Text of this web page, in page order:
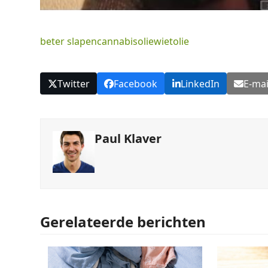
beter slapencannabisoliewietolie
Twitter Facebook LinkedIn E-
Paul Klaver
Gerelateerde berichten